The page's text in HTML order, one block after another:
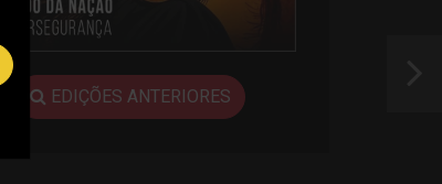
EDIÇÕES ANTERIORES